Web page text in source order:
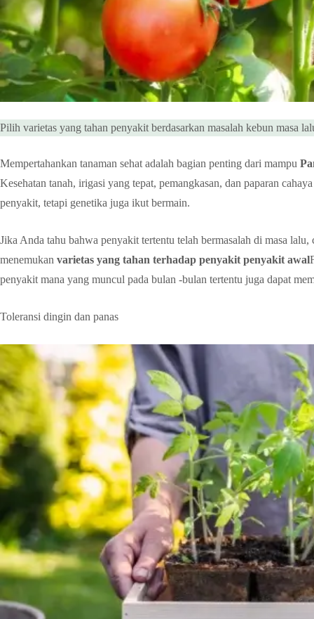
Pilih varietas yang tahan penyakit berdasarkan masalah kebun masa
Mempertahankan tanaman sehat adalah bagian penting dari mampu
Kesehatan tanah, irigasi yang tepat, pemangkasan, dan paparan
penyakit, tetapi genetika juga ikut bermain.
Jika Anda tahu bahwa penyakit tertentu telah bermasalah di masa
menemukan varietas yang tahan terhadap penyakit penyakit awal
penyakit mana yang muncul pada bulan -bulan tertentu juga dapat
Toleransi dingin dan panas